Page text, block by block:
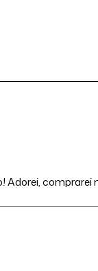
Adorei, comprarei